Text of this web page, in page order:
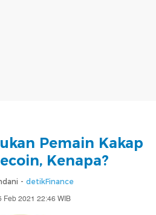
Pemain Kakap
Kenapa?
- detikFinance
Feb 2021 22:46 WIB